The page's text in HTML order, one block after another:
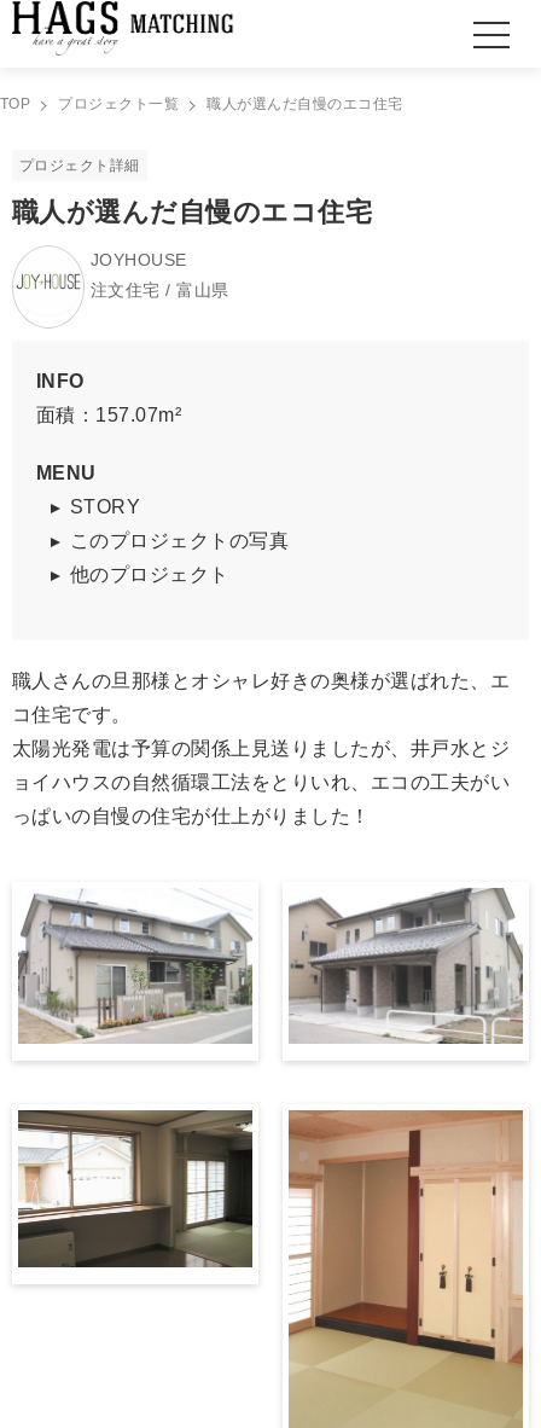
TOP プロジェクト一覧 職人が選んだ自慢のエコ住宅
プロジェクト詳細
職人が選んだ自慢のエコ住宅
JOYHOUSE
注文住宅 / 富山県
INFO
面積：157.07m²
MENU
STORY
このプロジェクトの写真
他のプロジェクト
職人さんの旦那様とオシャレ好きの奥様が選ばれた、エ
コ住宅です。
太陽光発電は予算の関係上見送りましたが、井戸水とジ
ョイハウスの自然循環工法をとりいれ、エコの工夫がい
っぱいの自慢の住宅が仕上がりました！